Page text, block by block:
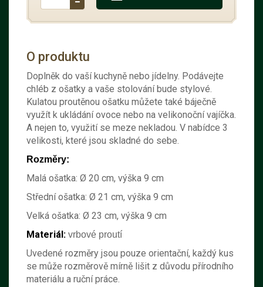
O produktu
Doplněk do vaší kuchyně nebo jídelny. Podávejte
chléb z ošatky a vaše stolování bude stylové.
Kulatou proutěnou ošatku můžete také báječně
využít k ukládání ovoce nebo na velikonoční vajíčka.
A nejen to, využití se meze nekladou. V nabídce 3
velikosti, které jsou skladné do sebe.
Rozměry:
Malá ošatka: Ø 20 cm, výška 9 cm
Střední ošatka: Ø 21 cm, výška 9 cm
Velká ošatka: Ø 23 cm, výška 9 cm
Materiál: vrbové proutí
Uvedené rozměry jsou pouze orientační, každý kus
se může rozměrově mírně lišit z důvodu přírodního
materiálu a ruční práce.